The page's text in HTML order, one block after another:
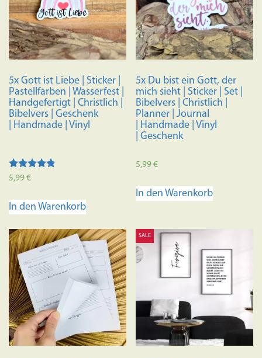
5x Gott ist Liebe | Sticker |
Pastellfarben | Wasserfest |
Handgefertigt | Christlich |
Bibelvers | Geschenk
| Handmade | Vinyl
Bewertet
von 5
5,99€
In den Warenkorb
5x Du bist ein Gott, der
mich sieht | Sticker | Set |
Bibelvers | Christlich |
Planner | Journal
| Handmade | Vinyl
| Geschenk
5,99€
In den Warenkorb
SALE